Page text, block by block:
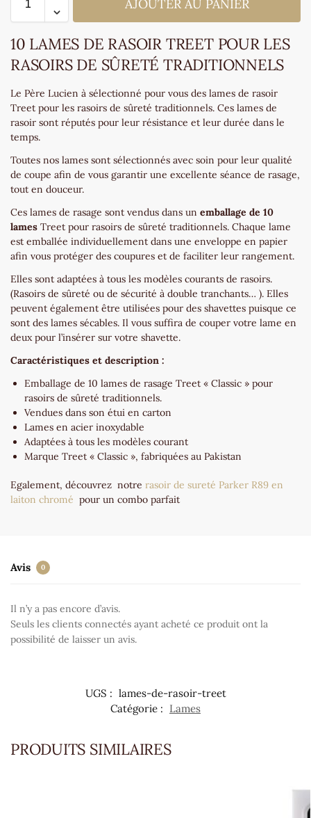
AJOUTER AU PANIER
10 LAMES DE RASOIR TREET POUR LES
RASOIRS DE SÛRETÉ TRADITIONNELS
Le Père Lucien à sélectionné pour vous des lames de rasoir
Treet pour les rasoirs de sûreté traditionnels. Ces lames de
rasoir sont réputés pour leur résistance et leur durée dans le
temps.
Toutes nos lames sont sélectionnés avec soin pour leur qualité
de coupe afin de vous garantir une excellente séance de rasage,
tout en douceur.
Ces lames de rasage sont vendus dans un emballage de 10
lames Treet pour rasoirs de sûreté traditionnels. Chaque lame
est emballée individuellement dans une enveloppe en papier
afin vous protéger des coupures et de faciliter leur rangement.
Elles sont adaptées à tous les modèles courants de rasoirs.
(Rasoirs de sûreté ou de sécurité à double tranchants… ). Elles
peuvent également être utilisées pour des shavettes puisque ce
sont des lames sécables. Il vous suffira de couper votre lame en
deux pour l’insérer sur votre shavette.
Caractéristiques et description :
Emballage de 10 lames de rasage Treet « Classic » pour
rasoirs de sûreté traditionnels.
Vendues dans son étui en carton
Lames en acier inoxydable
Adaptées à tous les modèles courant
Marque Treet « Classic », fabriquées au Pakistan
Egalement, découvrez notre rasoir de sureté Parker R89 en
laiton chromé pour un combo parfait
Avis 0
Il n’y a pas encore d’avis.
Seuls les clients connectés ayant acheté ce produit ont la
possibilité de laisser un avis.
UGS : lames-de-rasoir-treet
Catégorie : Lames
PRODUITS SIMILAIRES